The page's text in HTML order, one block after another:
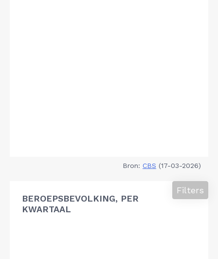
Bron: CBS (17-03-2026)
BEROEPSBEVOLKING, PER
KWARTAAL
Filters